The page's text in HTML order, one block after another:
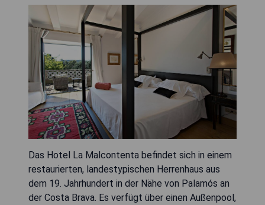
Das Hotel La Malcontenta befindet sich in einem
restaurierten, landestypischen Herrenhaus aus
dem 19. Jahrhundert in der Nähe von Palamós an
der Costa Brava. Es verfügt über einen Außenpool,